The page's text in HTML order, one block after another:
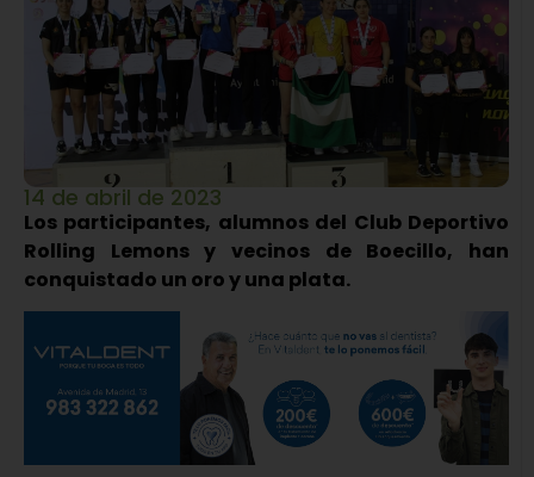
14 de abril de 2023
Los participantes, alumnos del Club Deportivo
Rolling Lemons y vecinos de Boecillo, han
conquistado un oro y una plata.